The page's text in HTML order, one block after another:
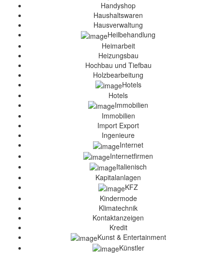
Handyshop
Haushaltswaren
Hausverwaltung
Heilbehandlung
Heimarbeit
Heizungsbau
Hochbau und Tiefbau
Holzbearbeitung
Hotels
Hotels
Immobilien
Immobilien
Import Export
Ingenieure
Internet
Internetfirmen
Italienisch
Kapitalanlagen
KFZ
Kindermode
Klimatechnik
Kontaktanzeigen
Kredit
Kunst & Entertainment
Künstler